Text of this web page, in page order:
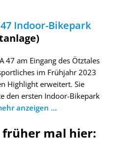
47 Indoor-Bikepark
47 am Eingang des Ötztales
im Frühjahr 2023
Highlight erweitert. Sie
den ersten Indoor-Bikepark
anzeigen ...
mal hier: